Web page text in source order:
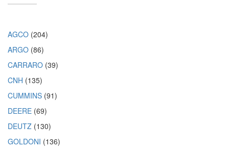
AGCO (204)
ARGO (86)
CARRARO (39)
CNH (135)
CUMMINS (91)
DEERE (69)
DEUTZ (130)
GOLDONI (136)